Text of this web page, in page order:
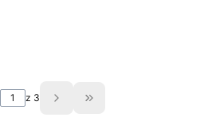
z 3 Przejdź do ostatniej